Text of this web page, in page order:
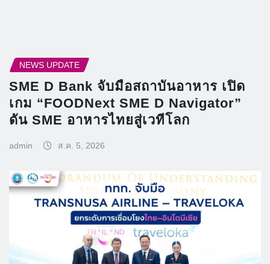
NEWS UPDATE
SME D Bank จับมือสถาบันอาหาร เปิด
เกม “FOODNext SME D Navigator”
ดัน SME อาหารไทยสู่เวทีโลก
admin ส.ค. 5, 2026